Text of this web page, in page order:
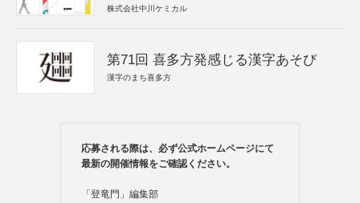
株式会社中川ケミカル
第71回 喜多方発感じる漢字あそび
漢字のまち喜多方
応募される際は、必ず公式ホームページにて
最新の開催情報をご確認ください。
「登竜門」編集部